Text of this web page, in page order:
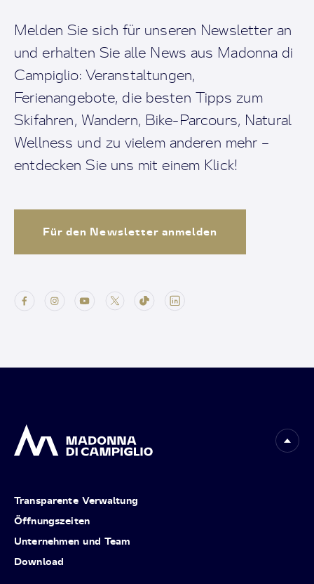
Melden Sie sich für unseren Newsletter an
und erhalten Sie alle News aus Madonna di
Campiglio: Veranstaltungen,
Ferienangebote, die besten Tipps zum
Skifahren, Wandern, Bike-Parcours, Natural
Wellness und zu vielem anderen mehr –
entdecken Sie uns mit einem Klick!
Für den Newsletter anmelden
Transparente Verwaltung
Öffnungszeiten
Unternehmen und Team
Download